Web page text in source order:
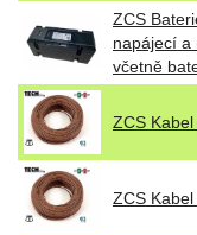
ZCS
napájecí a
včetně
ZCS
ZCS